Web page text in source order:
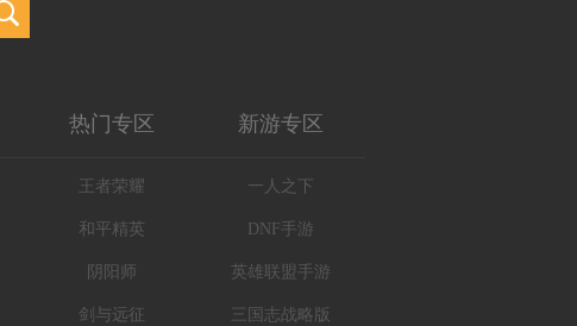
热门专区
王者荣耀
和平精英
阴阳师
剑与远征
新游专区
一人之下
DNF手游
英雄联盟手游
三国志战略版